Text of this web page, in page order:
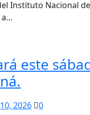
Instituto Nacional
a…
este
2026
0